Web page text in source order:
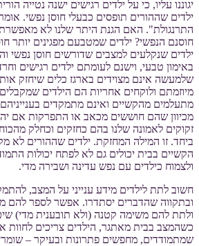
יגוננו עליו, כי על ילדים רגישים ישנה נטייה
ילדים שההורים תופסים כבעלי חוסן נפשי.
התרנגולת". האם הגנת היתר שלנו לא מאפשרת
חוסנם הנפשי? ילדים שמטבעם מפגינים יותר
ילדים שנקלעים למצבים שדורשים חוסן נפשי
באימון טבעי, וישנם לעומתם ילדים רגישים
שלמעשה אינם מצוידים בארגז כלים שיחזק
מיוזמתם ולוקחים אחריות הם הילדים
מתעלמים מהקשיים ואינם מתמקדים
מכיוון שהם חוששים מכאב או התפרקות אם
זקוקים לאמונה שלנו בהם כחזקים וכחלק
ביחד. זו המילה המחזקת. ילדים שההורים לא
הקשיים בבית יכולים גם לא לפתח יכולות
ולצמוח כילדים עם נפש עדינה ושבירה מדי.
חשוב לתת לילדים מידע ענייני על המצב,
ובתקווה שהדברים יסתדרו. אפשר לספר להם
ולתת להם משימה קטנה (ולא תובענית מדי)
כשהמצב בבית מאתגר, הילדים צריכים לחוות
שמתמודדים, מחפשים פתרונות ובעיקר –